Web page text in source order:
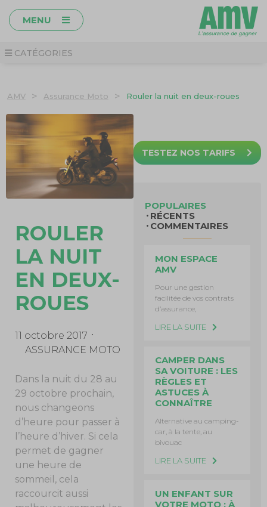
MENU
CATÉGORIES
AMV > Assurance Moto > Rouler la nuit en deux-roues
ROULER
LA NUIT
EN DEUX-
ROUES
11 octobre 2017
ASSURANCE MOTO
Dans la nuit du 28 au
29 octobre prochain,
nous changeons
d’heure pour passer à
l’heure d’hiver. Si cela
permet de gagner
une heure de
sommeil, cela
raccourcit aussi
TESTEZ NOS TARIFS
POPULAIRES
RÉCENTS
COMMENTAIRES
MON ESPACE
AMV
Pour une gestion
facilitée de vos contrats
d’assurance,
LIRE LA SUITE
CAMPER DANS
SA VOITURE : LES
RÈGLES ET
ASTUCES À
CONNAÎTRE
Alternative au camping-
car, à la tente, au
bivouac
LIRE LA SUITE
UN ENFANT SUR
VOTRE MOTO : À